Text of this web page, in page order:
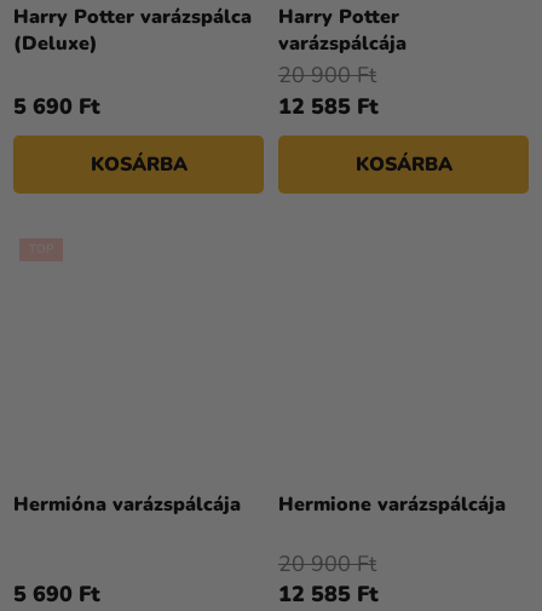
Harry Potter varázspálca
(Deluxe)
5 690 Ft
KOSÁRBA
Harry Potter
varázspálcája
5,0
csillag.
12 585 Ft
20 900 Ft
KOSÁRBA
Hermióna varázspálcája
5 690 Ft
Hermione varázspálcája
12 585 Ft
20 900 Ft